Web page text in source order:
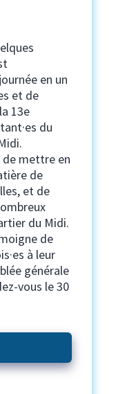
en un
et de
13e
du
de mettre en
de
et de
du Midi.
de
à leur
générale
vous le 30